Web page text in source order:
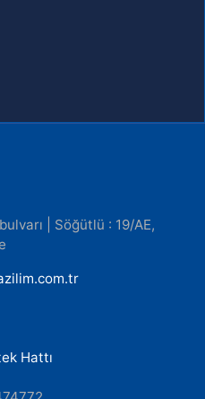
| Söğütlü : 19/AE,
Hattı